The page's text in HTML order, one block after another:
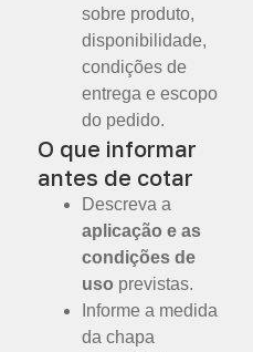
sobre produto,
disponibilidade,
condições de
entrega e escopo
do pedido.
O que informar
antes de cotar
Descreva a
aplicação e as
condições de
uso previstas.
Informe a medida
da chapa